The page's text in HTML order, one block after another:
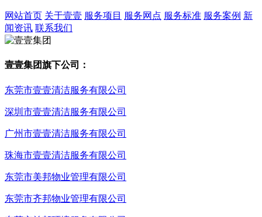
网站首页 关于壹壹 服务项目 服务网点 服务标准 服务案例 新
闻资讯 联系我们
壹壹集团旗下公司：
东莞市壹壹清洁服务有限公司
深圳市壹壹清洁服务有限公司
广州市壹壹清洁服务有限公司
珠海市壹壹清洁服务有限公司
东莞市美邦物业管理有限公司
东莞市齐邦物业管理有限公司